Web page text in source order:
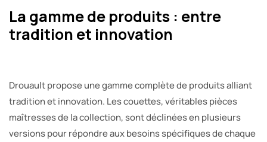
La gamme de produits : entre
tradition et innovation
Drouault propose une gamme complète de produits alliant
tradition et innovation. Les couettes, véritables pièces
maîtresses de la collection, sont déclinées en plusieurs
versions pour répondre aux besoins spécifiques de chaque